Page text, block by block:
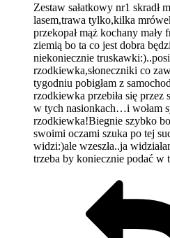
Zestaw sałatkowy nr1 skradł
lasem,trawa tylko,kilka
przekopał mąż kochany mały
ziemią bo ta co jest dobra
niekoniecznie
rzodkiewka,słoneczniki co
tygodniu pobigłam z
rzodkiewka przebiła się przez
w tych nasionkach…i wołam
rzodkiewka!Biegnie szybko
swoimi oczami szuka po tej
widzi:)ale wzeszła..ja
trzeba by koniecznie podać w